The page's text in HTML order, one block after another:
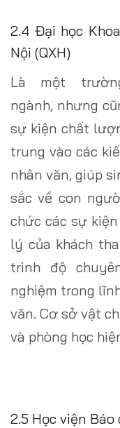
2.4 Đại học
Nội (QXH)
Là một
ngành, nhưng
sự kiện chất
trung vào các
nhân văn, giúp
sắc về con
chức các sự
lý của khách
trình độ
nghiệm trong
văn. Cơ sở vật
và phòng học
2.5 Học viện